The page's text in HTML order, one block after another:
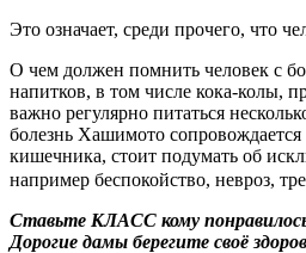
Это означает, среди прочего, что
О чем должен помнить человек с
напитков, в том числе кока-колы,
важно регулярно питаться
болезнь Хашимото
кишечника, стоит подумать об
например беспокойство, невроз,
Ставьте КЛАСС кому
Дорогие дамы берегите своё